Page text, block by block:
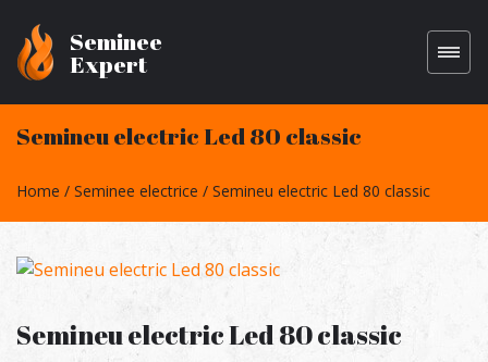
Seminee
Expert
Semineu electric Led 80 classic
Home Seminee electrice Semineu electric Led 80 classic
Semineu electric Led 80 classic